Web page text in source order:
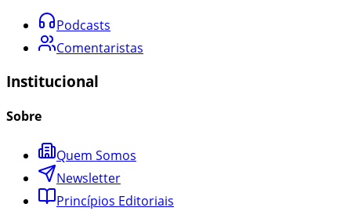
Podcasts
Comentaristas
Institucional
Sobre
Quem Somos
Newsletter
Princípios Editoriais